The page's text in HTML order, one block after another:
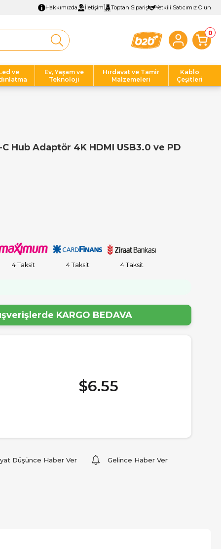
Hakkımızda İletişim Toptan Sipariş Yetkili Satıcımız Olun
0
ve
Ev, Yaşam ve
Teknoloji
Hırdavat ve Tamir
Malzemeleri
Kablo
Çeşitleri
Hub Adaptör 4K HDMI USB3.0 ve PD
4 Taksit 4 Taksit 4 Taksit
KARGO BEDAVA
$6.55
Düşünce Haber Ver Gelince Haber Ver